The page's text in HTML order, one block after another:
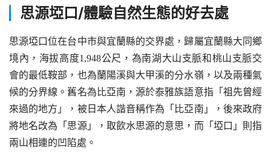
思源埡口/體驗自然生態的好去處
思源埡口位在台中市與宜蘭縣的交界處，歸屬宜蘭縣大同鄉
境內，海拔高度1,948公尺，為南湖大山支脈和桃山支脈交
會的最低鞍部，也為蘭陽溪與大甲溪的分水嶺，以及兩種氣
候的分界線。舊名為比亞南，源於泰雅族語意指「祖先曾經
來過的地方」，被日本人諧音稱作為「比亞南」，後來政府
將地名改為「思源」，取飲水思源的意思，而「埡口」則指
兩山相連的凹陷處。